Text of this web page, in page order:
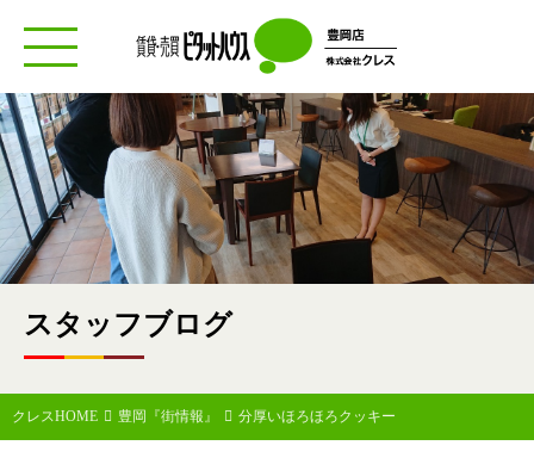
toggle
navigation
スタッフブログ
クレスHOME 豊岡『街情報』 分厚いほろほろクッキー